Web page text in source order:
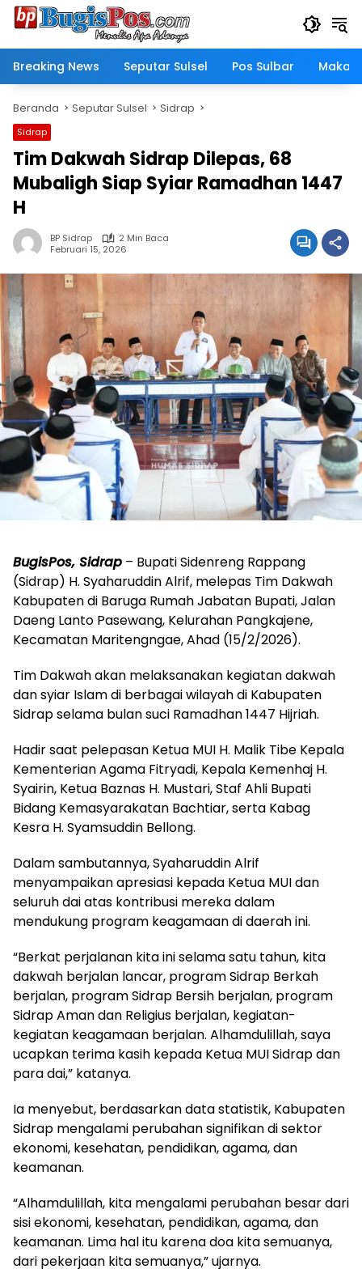
Langsung
Breaking News
Seputar Sulsel Pos Sulbar
Beranda Seputar Sulsel Sidrap
Sidrap
Tim Dakwah Sidrap Dilepas, 68
Mubaligh Siap Syiar Ramadhan 1447
H
BP Sidrap
2 Min Baca
Februari 15, 2026
BugisPos, Sidrap – Bupati Sidenreng Rappang
(Sidrap) H. Syaharuddin Alrif, melepas Tim Dakwah
Kabupaten di Baruga Rumah Jabatan Bupati, Jalan
Daeng Lanto Pasewang, Kelurahan Pangkajene,
Kecamatan Maritengngae, Ahad (15/2/2026).
Tim Dakwah akan melaksanakan kegiatan dakwah
dan syiar Islam di berbagai wilayah di Kabupaten
Sidrap selama bulan suci Ramadhan 1447 Hijriah.
Hadir saat pelepasan Ketua MUI H. Malik Tibe Kepala
Kementerian Agama Fitryadi, Kepala Kemenhaj H.
Syairin, Ketua Baznas H. Mustari, Staf Ahli Bupati
Bidang Kemasyarakatan Bachtiar, serta Kabag
Kesra H. Syamsuddin Bellong.
Dalam sambutannya, Syaharuddin Alrif
menyampaikan apresiasi kepada Ketua MUI dan
seluruh dai atas kontribusi mereka dalam
mendukung program keagamaan di daerah ini.
“Berkat perjalanan kita ini selama satu tahun, kita
dakwah berjalan lancar, program Sidrap Berkah
berjalan, program Sidrap Bersih berjalan, program
Sidrap Aman dan Religius berjalan, kegiatan-
kegiatan keagamaan berjalan. Alhamdulillah, saya
ucapkan terima kasih kepada Ketua MUI Sidrap dan
para dai,” katanya.
Ia menyebut, berdasarkan data statistik, Kabupaten
Sidrap mengalami perubahan signifikan di sektor
ekonomi, kesehatan, pendidikan, agama, dan
keamanan.
“Alhamdulillah, kita mengalami perubahan besar dari
sisi ekonomi, kesehatan, pendidikan, agama, dan
keamanan. Lima hal itu karena doa kita semuanya,
dari pekerjaan kita semuanya,” ujarnya.